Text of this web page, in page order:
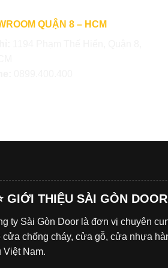
QUẬN 8 – HCM
GIỚI THIỆU SÀI GÒN DOOR
ty Sài Gòn Door là đơn vị chuyên
cửa chống cháy, cửa gỗ, cửa nhựa
Việt Nam.